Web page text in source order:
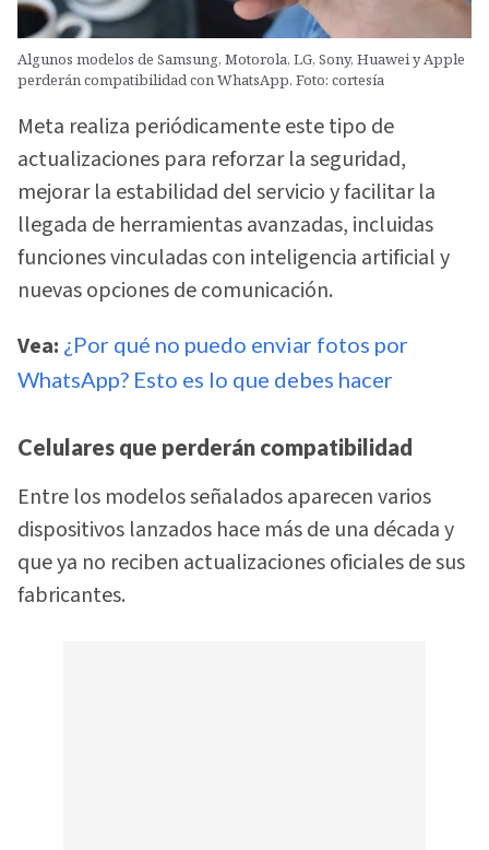
Algunos modelos de Samsung, Motorola, LG, Sony, Huawei y Apple
perderán compatibilidad con WhatsApp. Foto: cortesía
Meta realiza periódicamente este tipo de
actualizaciones para reforzar la seguridad,
mejorar la estabilidad del servicio y facilitar la
llegada de herramientas avanzadas, incluidas
funciones vinculadas con inteligencia artificial y
nuevas opciones de comunicación.
Vea: ¿Por qué no puedo enviar fotos por
WhatsApp? Esto es lo que debes hacer
Celulares que perderán compatibilidad
Entre los modelos señalados aparecen varios
dispositivos lanzados hace más de una década y
que ya no reciben actualizaciones oficiales de sus
fabricantes.